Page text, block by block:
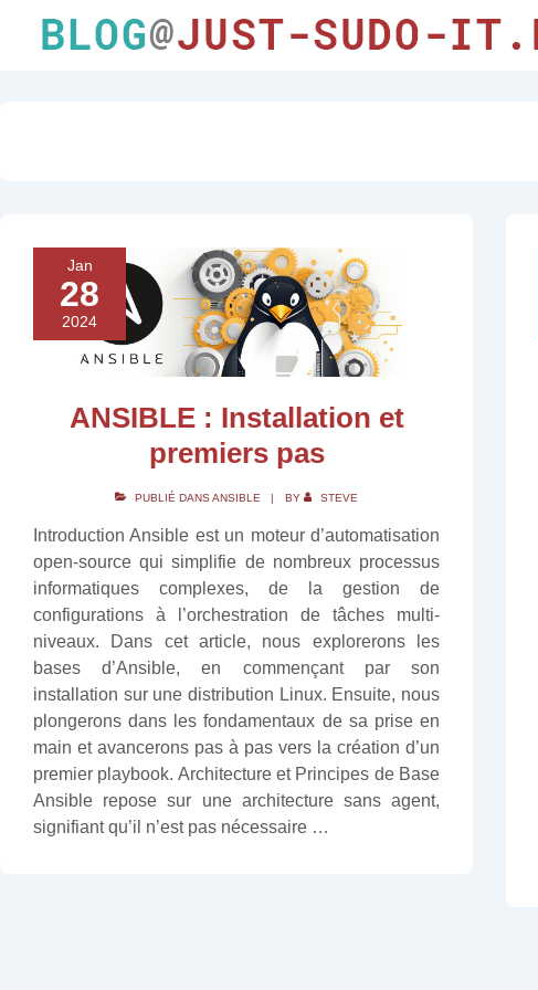
Jan
28
2024
ANSIBLE : Installation et
premiers pas
PUBLIÉ DANS ANSIBLE BY STEVE
Introduction Ansible est un moteur d’automatisation
open-source qui simplifie de nombreux processus
informatiques complexes, de la gestion de
configurations à l’orchestration de tâches multi-
niveaux. Dans cet article, nous explorerons les
bases d’Ansible, en commençant par son
installation sur une distribution Linux. Ensuite, nous
plongerons dans les fondamentaux de sa prise en
main et avancerons pas à pas vers la création d’un
premier playbook. Architecture et Principes de Base
Ansible repose sur une architecture sans agent,
signifiant qu’il n’est pas nécessaire …